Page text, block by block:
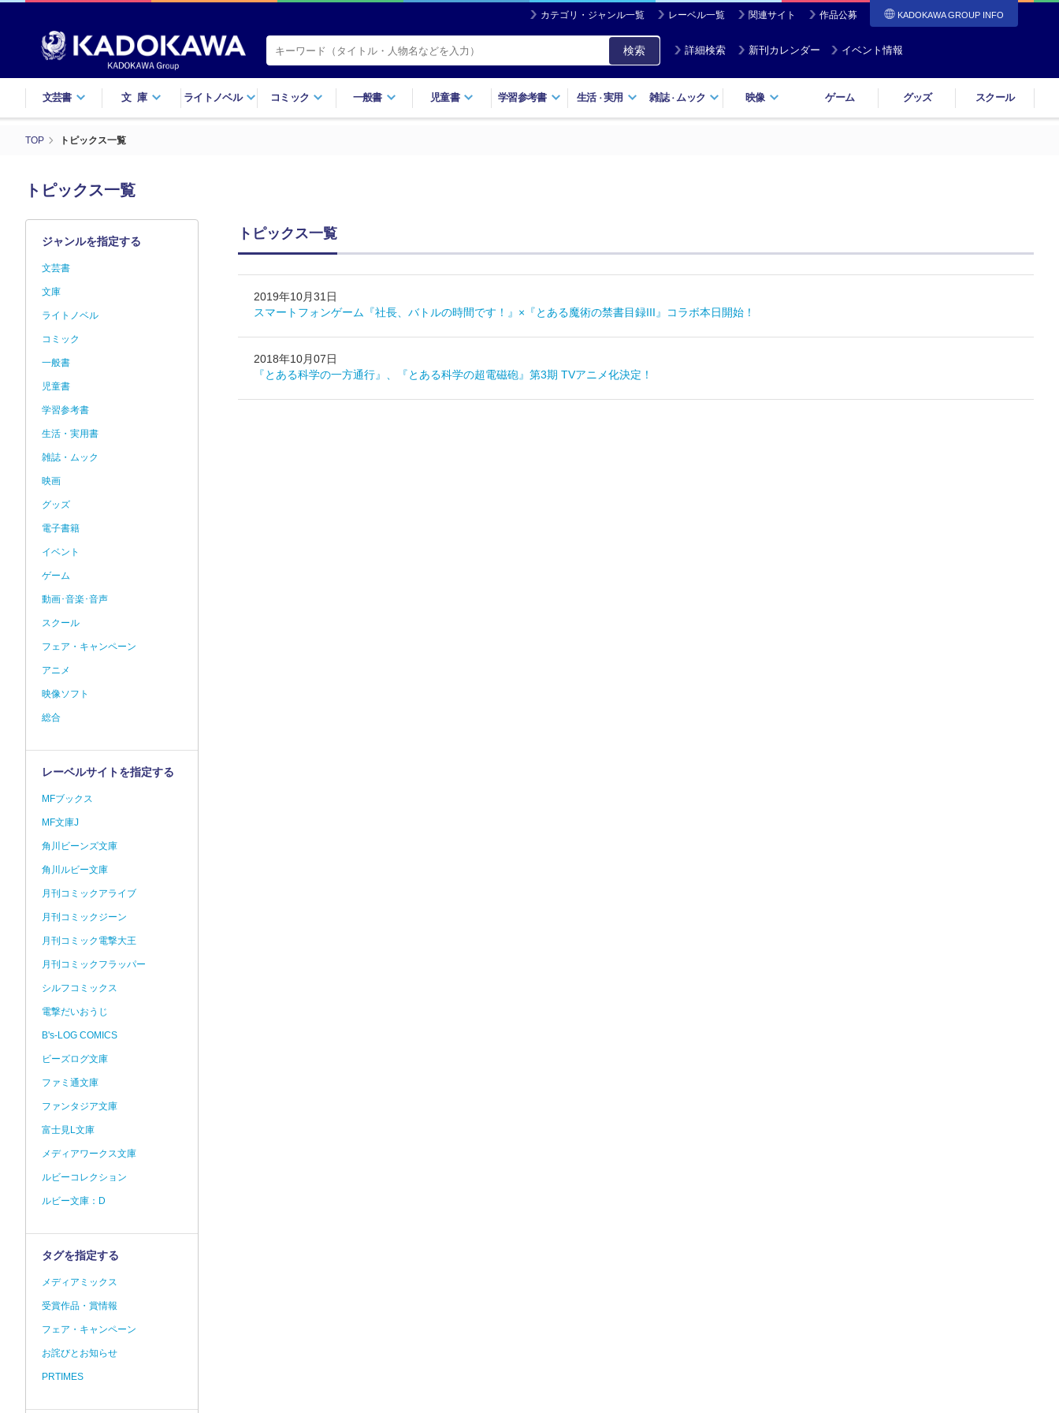
カテゴリ・ジャンル一覧 レーベル一覧 関連サイト 作品公募 KADOKAWA GROUP INFO
検索 詳細検索 新刊カレンダー イベント情報
文芸書 文庫 ライトノベル コミック 一般書 児童書 学習参考書 生活・実用 雑誌・ ムック 映像 ゲーム グッズ スクール
TOP トピックス一覧
トピックス一覧
トピックス一覧
2019年10月31日
スマートフォンゲーム『社長、バトルの時間です！』×『とある魔術の禁書目録III』コラボ本日開始！
2018年10月07日
『とある科学の一方通行』、『とある科学の超電磁砲』第3期 TVアニメ化決定！
ジャンルを指定する
文芸書
文庫
ライトノベル
コミック
一般書
児童書
学習参考書
生活・実用書
雑誌・ムック
映画
グッズ
電子書籍
イベント
ゲーム
動画･音楽･音声
スクール
フェア・キャンペーン
アニメ
映像ソフト
総合
レーベルサイトを指定する
MFブックス
MF文庫J
角川ビーンズ文庫
角川ルビー文庫
月刊コミックアライブ
月刊コミックジーン
月刊コミック電撃大王
月刊コミックフラッパー
シルフコミックス
電撃だいおうじ
B's-LOG COMICS
ビーズログ文庫
ファミ通文庫
ファンタジア文庫
富士見L文庫
メディアワークス文庫
ルビーコレクション
ルビー文庫：D
タグを指定する
メディアミックス
受賞作品・賞情報
フェア・キャンペーン
お詫びとお知らせ
PRTIMES